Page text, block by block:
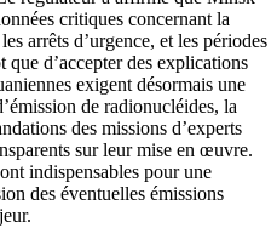
critiques concernant la
arrêts d’urgence, et les périodes
d’accepter des explications
exigent désormais une
de radionucléides, la
des missions d’experts
sur leur mise en œuvre.
indispensables pour une
des éventuelles émissions